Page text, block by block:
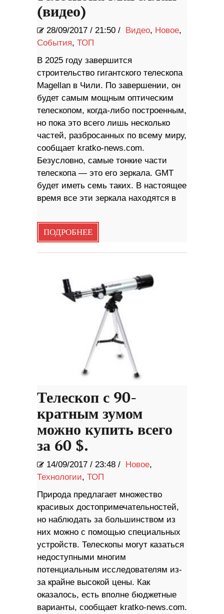
(видео)
28/09/2017 / 21:50 / Видео, Новое,
События, ТОП
В 2025 году завершится
строительство гигантского телескопа
Magellan в Чили. По завершении, он
будет самым мощным оптическим
телескопом, когда-либо построенным,
но пока это всего лишь несколько
частей, разбросанных по всему миру,
сообщает kratko-news.com.
Безусловно, самые тонкие части
телескопа — это его зеркала. GMT
будет иметь семь таких. В настоящее
время все эти зеркала находятся в
ПОДРОБНЕЕ
Телескоп с 90-
кратным зумом
можно купить всего
за 60 $.
14/09/2017 / 23:48 / Новое,
Технологии, ТОП
Природа предлагает множество
красивых достопримечательностей,
но наблюдать за большинством из
них можно с помощью специальных
устройств. Телескопы могут казаться
недоступными многим
потенциальным исследователям из-
за крайне высокой цены. Как
оказалось, есть вполне бюджетные
варианты, сообщает kratko-news.com.